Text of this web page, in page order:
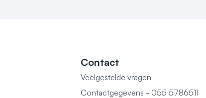
Contact
Veelgestelde vragen
Contactgegevens - 055 5786511